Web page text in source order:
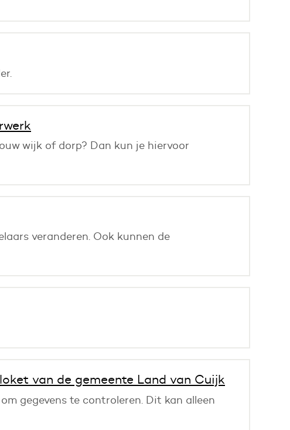
wijk of dorp? Dan kun je hiervoor
veranderen. Ook kunnen de
van de gemeente Land van Cuijk
gegevens te controleren. Dit kan alleen